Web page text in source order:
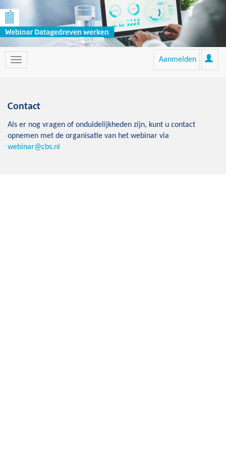
Aanmelden
Contact
Als er nog vragen of onduidelijkheden zijn, kunt u contact
opnemen met de organisatie van het webinar via
webinar@cbs.nl